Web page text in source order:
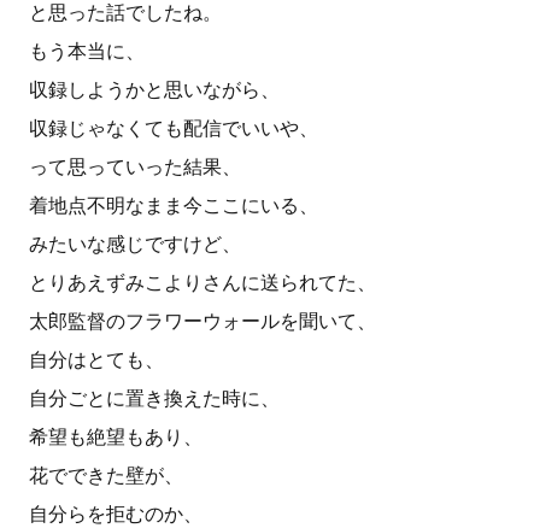
と思った話でしたね。
もう本当に、
収録しようかと思いながら、
収録じゃなくても配信でいいや、
って思っていった結果、
着地点不明なまま今ここにいる、
みたいな感じですけど、
とりあえずみこよりさんに送られてた、
太郎監督のフラワーウォールを聞いて、
自分はとても、
自分ごとに置き換えた時に、
希望も絶望もあり、
花でできた壁が、
自分らを拒むのか、